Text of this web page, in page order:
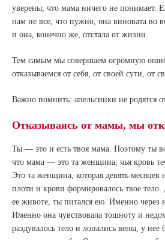
уверены, что мама ничего не понимает.
нам не все, что нужно, она виновата во
и она, конечно же, отстала от жизни.
Тем самым мы совершаем огромную
отказываемся от себя, от своей сути, от
Важно помнить: апельсинки не родятся
Отказываясь от мамы, мы
Ты — это и есть твоя мама. Поэтому ты
что мама — это та женщина, чья кровь
Это та женщина, которая девять месяцев
плоти и крови формировалось твое тело.
ее животе, ты питался ею. Именно через
Именно она чувствовала тошноту и
раздувалось тело и лопались вены, у нее